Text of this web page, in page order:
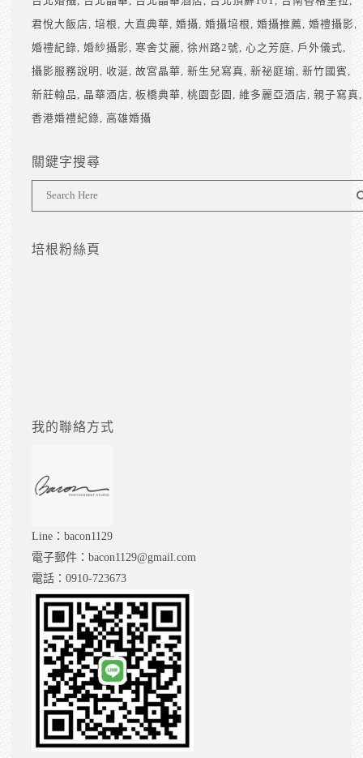
君悅大飯店 培根 大直典華 婚攝 婚攝培根 婚攝推薦 婚禮攝影
婚禮紀錄 婚紗攝影 寒舍艾麗 徐州路2號 心之芳庭
戶外儀式
攝影服務說明
收涎 故宮晶華 新生兒寫真 新祕庭瑜 新竹國賓
新莊翰品
晶華酒店 板橋典華 桃園彭園 維多麗亞酒店 親子寫真
香港婚禮紀錄 高雄婚攝
關鍵字搜尋
培根粉絲頁
我的聯絡方式
Line：bacon1129
電子郵件：bacon1129@gmail.com
電話：0910-723673